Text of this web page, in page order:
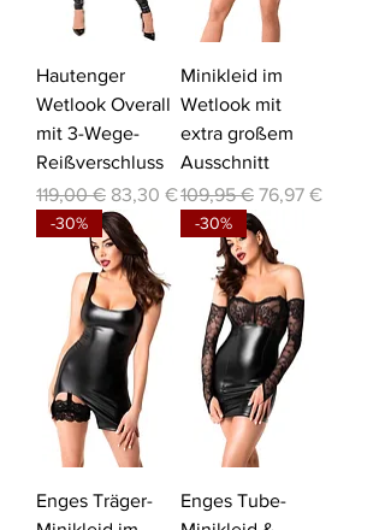
Hautenger
Wetlook Overall
mit 3-Wege-
Reißverschluss
Standardpreis
119,00 € Sale-Preis
83,30 €
Minikleid im
Wetlook mit
extra großem
Ausschnitt
Standardpreis
109,95 € Sale-Preis
76,97 €
-30%
Enges Träger-
-30%
Enges Tube-